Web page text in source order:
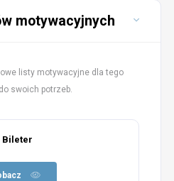
motywacyjnych
listy motywacyjne dla tego
swoich potrzeb.
Bileter